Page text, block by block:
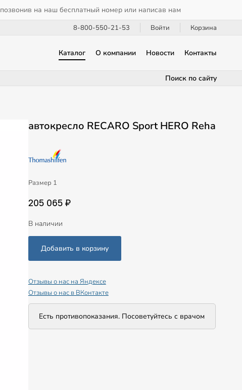
на наш бесплатный номер или написав нам
8-800-550-21-53 Войти Корзина
Каталог О компании Новости Контакты
Поиск по сайту
автокресло RECARO Sport HERO Reha
Размер 1
205 065 ₽
В наличии
Отзывы о нас на Яндексе
Отзывы о нас в ВКонтакте
Есть противопоказания. Посоветуйтесь с врачом